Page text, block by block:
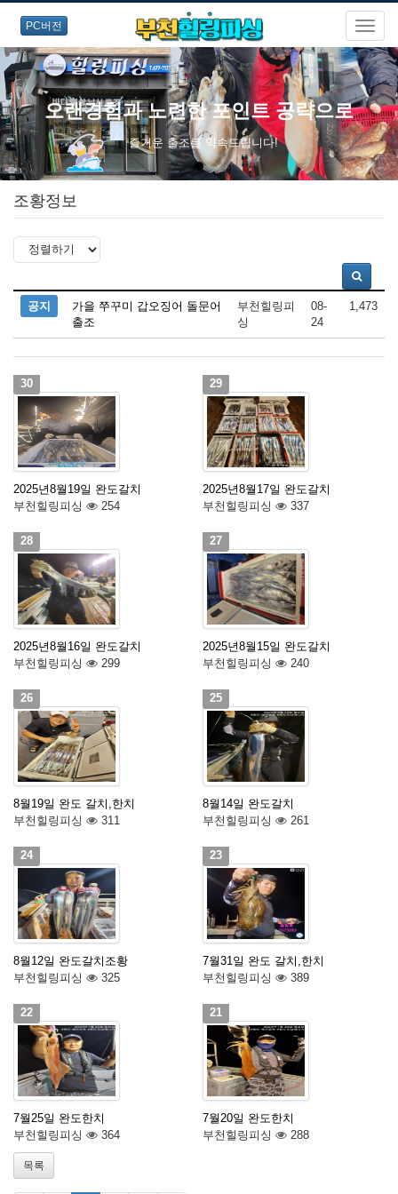
PC버전
오랜경험과 노련한 포인트 공략으로
즐거운 출조를 약속드립니다!
조황정보
공지
가을 쭈꾸미 갑오징어 돌문어
출조
부천힐링피
싱
08-
24
1,473
30
2025년8월19일 완도갈치
부천힐링피싱
254
29
2025년8월17일 완도갈치
부천힐링피싱
337
28
2025년8월16일 완도갈치
부천힐링피싱
299
27
2025년8월15일 완도갈치
부천힐링피싱
240
26
8월19일 완도 갈치,한치
부천힐링피싱
311
25
8월14일 완도갈치
부천힐링피싱
261
24
8월12일 완도갈치조황
부천힐링피싱
325
23
7월31일 완도 갈치,한치
부천힐링피싱
389
22
7월25일 완도한치
부천힐링피싱
364
21
7월20일 완도한치
부천힐링피싱
288
목록